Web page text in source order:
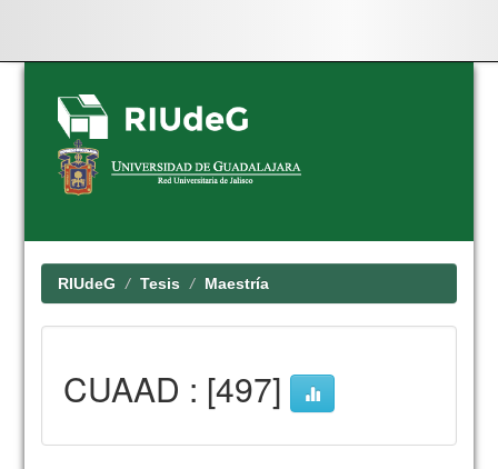
Skip
navigation
RIUdeG Tesis Maestría
CUAAD : [497]